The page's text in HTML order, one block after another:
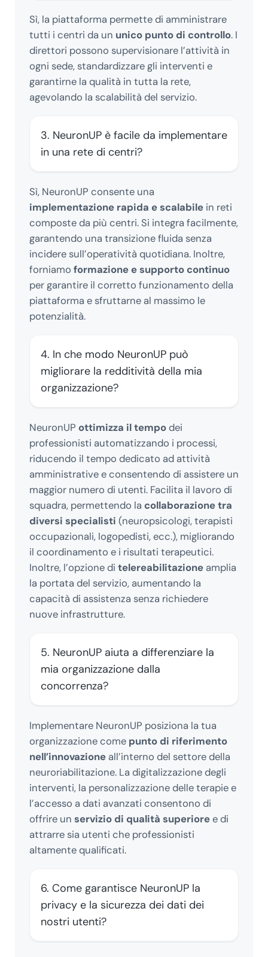
Sì, la piattaforma permette di amministrare
tutti i centri da un unico punto di controllo. I
direttori possono supervisionare l’attività in
ogni sede, standardizzare gli interventi e
garantirne la qualità in tutta la rete,
agevolando la scalabilità del servizio.
3. NeuronUP è facile da implementare
in una rete di centri?
Sì, NeuronUP consente una
implementazione rapida e scalabilein reti
composte da più centri. Si integra facilmente,
garantendo una transizione fluida senza
incidere sull’operatività quotidiana. Inoltre,
forniamo formazione e supporto continuo
per garantire il corretto funzionamento della
piattaforma e sfruttarne al massimo le
potenzialità.
4. In che modo NeuronUP può
migliorare la redditività della mia
organizzazione?
NeuronUP ottimizza il tempodei
professionisti automatizzando i processi,
riducendo il tempo dedicato ad attività
amministrative e consentendo di assistere un
maggior numero di utenti. Facilita il lavoro di
squadra, permettendo la collaborazione tra
diversi specialisti (neuropsicologi, terapisti
occupazionali, logopedisti, ecc.), migliorando
il coordinamento e i risultati terapeutici.
Inoltre, l’opzione di telereabilitazioneamplia
la portata del servizio, aumentando la
capacità di assistenza senza richiedere
nuove infrastrutture.
5. NeuronUP aiuta a differenziare la
mia organizzazione dalla
concorrenza?
Implementare NeuronUP posiziona la tua
organizzazione come punto di riferimento
nell’innovazioneall’interno del settore della
neuroriabilitazione. La digitalizzazione degli
interventi, la personalizzazione delle terapie e
l’accesso a dati avanzati consentono di
offrire un servizio di qualità superioree di
attrarre sia utenti che professionisti
altamente qualificati.
6. Come garantisce NeuronUP la
privacy e la sicurezza dei dati dei
nostri utenti?